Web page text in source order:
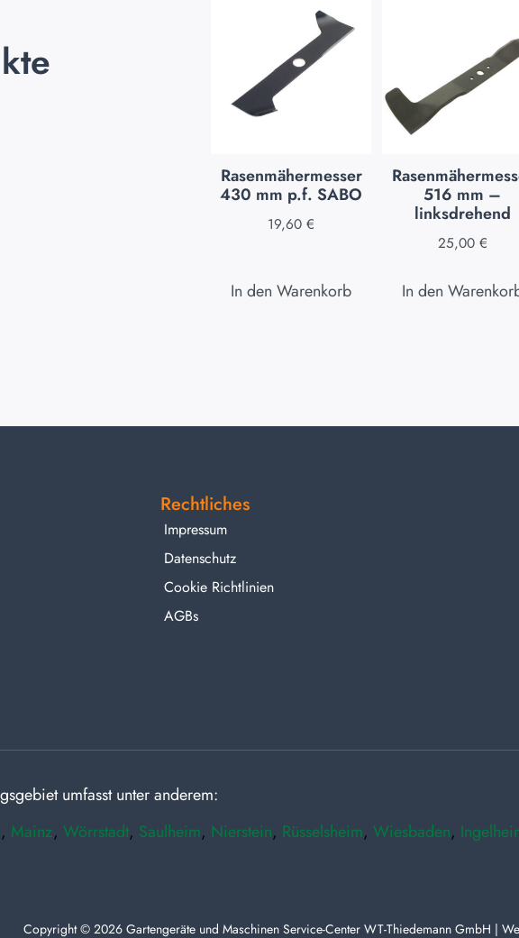
Rasenmähermesser
430 mm p.f. SABO
19,60 €
In den Warenkorb
516 mm –
linksdrehend
25,00 €
In den
Rechtliches
Impressum
Datenschutz
Cookie Richtlinien
AGBs
umfasst unter anderem:
, Mainz, Wörrstadt, Saulheim, Nierstein, Rüsselsheim, Wiesbaden,
Copyright © 2026 Gartengeräte und Maschinen Service-Center WT-Thiedemann GmbH |